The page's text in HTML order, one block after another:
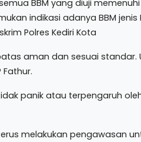
BBM yang diuji
indikasi adanya BBM
Polres Kediri Kota
aman dan sesuai standar.
panik atau terpengaruh
melakukan pengawasan